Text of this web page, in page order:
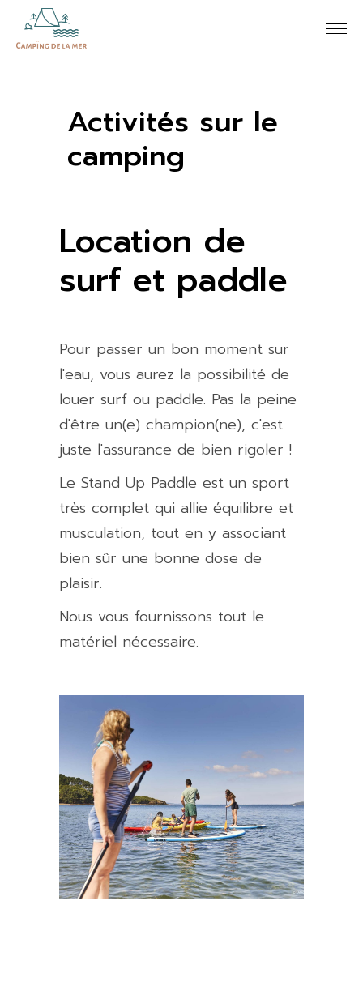
Activités sur le
camping
Location de
surf et paddle
Pour passer un bon moment sur
l'eau, vous aurez la possibilité de
louer surf ou paddle. Pas la peine
d'être un(e) champion(ne), c'est
juste l'assurance de bien rigoler !
Le Stand Up Paddle est un sport
très complet qui allie équilibre et
musculation, tout en y associant
bien sûr une bonne dose de
plaisir.
Nous vous fournissons tout le
matériel nécessaire.